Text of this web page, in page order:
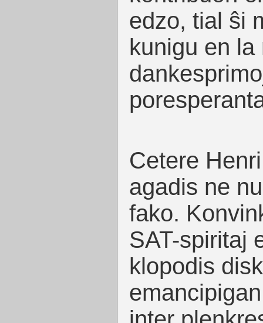
edzo, tial ŝi
kunigu en la
Cetere
agadis ne
fako.
SAT-spiritaj
klopodis